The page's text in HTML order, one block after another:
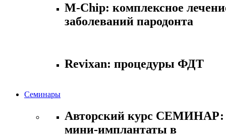
M-Chip: комплексное
заболеваний пародонта
Revixan: процедуры ФДТ
Семинары
Авторский курс СЕМИНАР:
мини-имплантаты в